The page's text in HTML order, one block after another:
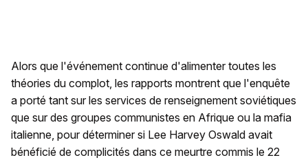
Alors que l'événement continue d'alimenter toutes les
théories du complot, les rapports montrent que l'enquête
a porté tant sur les services de renseignement soviétiques
que sur des groupes communistes en Afrique ou la mafia
italienne, pour déterminer si Lee Harvey Oswald avait
bénéficié de complicités dans ce meurtre commis le 22